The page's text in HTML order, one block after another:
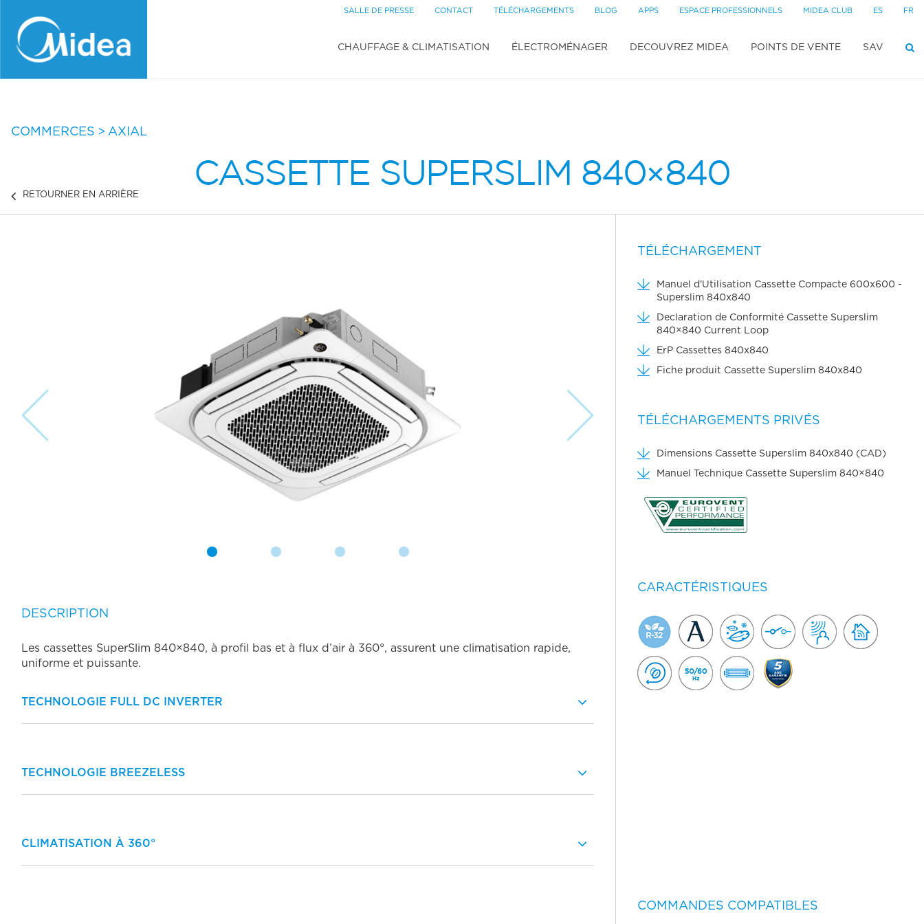
contenu
principal
SALLE DE PRESSE CONTACT TÉLÉCHARGEMENTS BLOG APPS ESPACE PROFESSIONNELS MIDEA CLUB ES FR
CHAUFFAGE & CLIMATISATION ÉLECTROMÉNAGER DECOUVREZ MIDEA POINTS DE VENTE SAV
COMMERCES AXIAL
CASSETTE SUPERSLIM 840×840
RETOURNER EN ARRIÈRE
DESCRIPTION
Les cassettes SuperSlim 840×840, à profil bas et à flux d’air à 360°, assurent une climatisation rapide,
uniforme et puissante.
TECHNOLOGIE FULL DC INVERTER
TECHNOLOGIE BREEZELESS
CLIMATISATION À 360°
TÉLÉCHARGEMENT
Manuel d'Utilisation Cassette Compacte 600x600 -
Superslim 840x840
Declaration de Conformité Cassette Superslim
840×840 Current Loop
ErP Cassettes 840x840
Fiche produit Cassette Superslim 840x840
TÉLÉCHARGEMENTS PRIVÉS
Dimensions Cassette Superslim 840x840 (CAD)
Manuel Technique Cassette Superslim 840×840
CARACTÉRISTIQUES
COMMANDES COMPATIBLES